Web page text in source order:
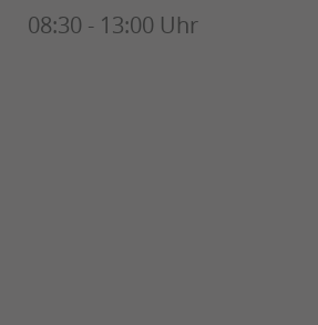
08:30 - 13:00 Uhr